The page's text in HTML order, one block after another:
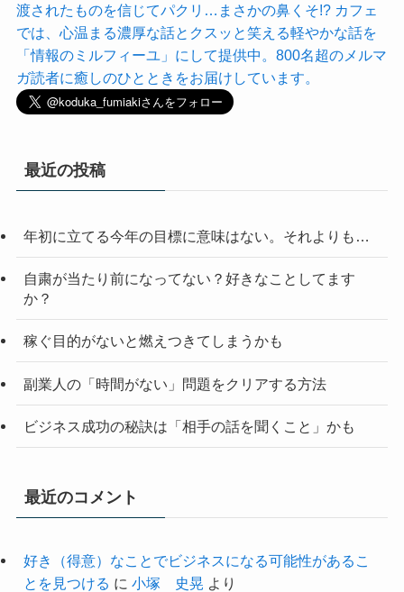
渡されたものを信じてパクリ…まさかの鼻くそ!? カフェ
では、心温まる濃厚な話とクスッと笑える軽やかな話を
「情報のミルフィーユ」にして提供中。800名超のメルマ
ガ読者に癒しのひとときをお届けしています。
最近の投稿
年初に立てる今年の目標に意味はない。それよりも…
自粛が当たり前になってない？好きなことしてます
か？
稼ぐ目的がないと燃えつきてしまうかも
副業人の「時間がない」問題をクリアする方法
ビジネス成功の秘訣は「相手の話を聞くこと」かも
最近のコメント
好き（得意）なことでビジネスになる可能性があるこ
とを見つける に 小塚 史晃 より